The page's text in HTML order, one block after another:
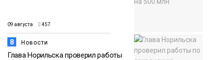
09 августа 457
8 Новости
Глава Норильска проверил работы